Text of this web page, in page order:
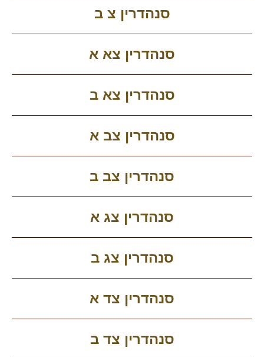
סנהדרין צ ב
סנהדרין צא א
סנהדרין צא ב
סנהדרין צב א
סנהדרין צב ב
סנהדרין צג א
סנהדרין צג ב
סנהדרין צד א
סנהדרין צד ב